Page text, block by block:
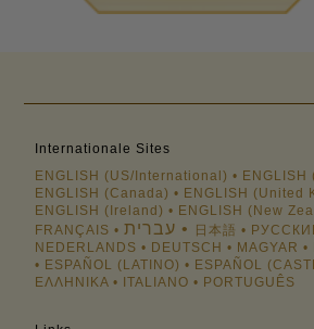
Internationale Sites
ENGLISH (US/International)
ENGLISH
ENGLISH (Canada)
ENGLISH (United
ENGLISH (Ireland)
ENGLISH (New
FRANÇAIS
עברית 日本語
NEDERLANDS
DEUTSCH MAGYAR
ESPAÑOL (LATINO)
ESPAÑOL
ΕΛΛΗΝΙΚA
ITALIANO PORTUGUÊS